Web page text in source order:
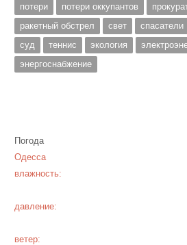
потери
потери оккупантов
ракетный обстрел
свет спасатели
суд
теннис экология
энергоснабжение
Погода
Одесса
влажность:
давление:
ветер: